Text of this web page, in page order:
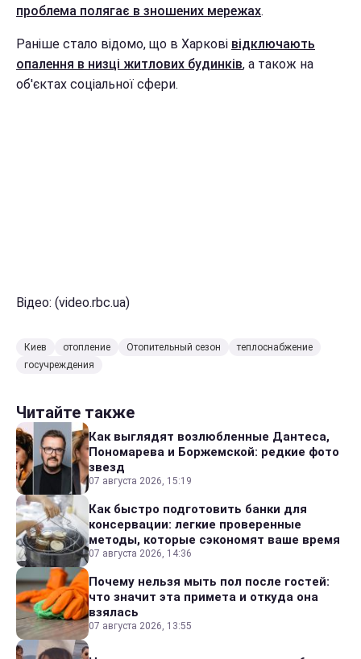
проблема полягає в зношених мережах.
Раніше стало відомо, що в Харкові відключають
опалення в низці житлових будинків, а також на
об'єктах соціальної сфери.
Відео: (video.rbc.ua)
Киев отопление Отопительный сезон
теплоснабжение
госучреждения
Читайте также
Как выглядят возлюбленные Дантеса,
Пономарева и Боржемской: редкие фото
звезд
07 августа 2026, 15:19
Как быстро подготовить банки для
консервации: легкие проверенные
методы, которые сэкономят ваше время
07 августа 2026, 14:36
Почему нельзя мыть пол после гостей:
что значит эта примета и откуда она
взялась
07 августа 2026, 13:55